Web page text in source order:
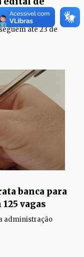
até 23 de
banca para
vagas
administração